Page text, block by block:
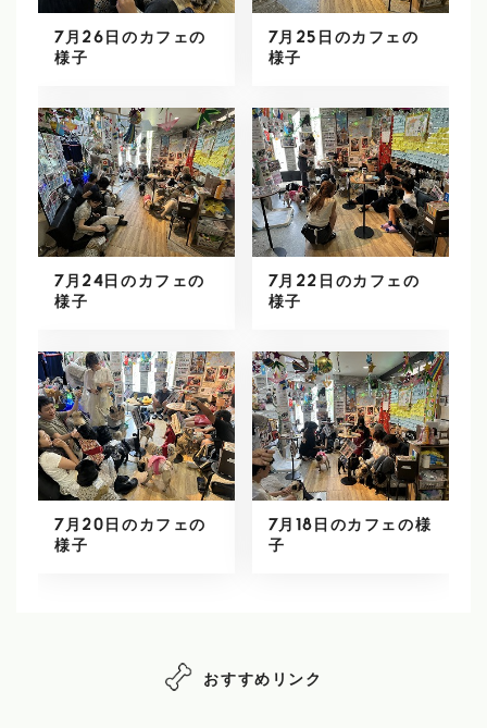
7月26日のカフェの
様子
7月25日のカフェの
様子
7月24日のカフェの
様子
7月22日のカフェの
様子
7月20日のカフェの
様子
7月18日のカフェの様
子
おすすめリンク